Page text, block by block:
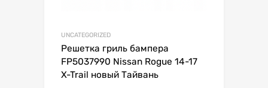
UNCATEGORIZED
Решетка гриль бампера
FP5037990 Nissan Rogue 14-17
X-Trail новый Тайвань